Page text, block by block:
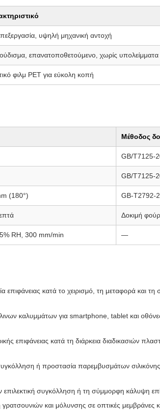
υψηλή μηχανική αντοχή
επανατοποθετούμενο, χωρίς υπολείμματα
φιλμ PET για εύκολη κοπή
Μέθοδος
GB/T7125-
GB/T7125-
(180°) GB-T2792-
Δοκιμή
RH, 300 mm/min —
κατά το χειρισμό, τη μεταφορά και
καλυμμάτων για smartphone, tablet και
επιφάνειας κατά τη διάρκεια διαδικασιών
ή προστασία παρεμβυσμάτων
επιλεκτική συγκόλληση ή τη σύμμορφη κάλυψη
και μόλυνσης σε οπτικές μεμβράνες